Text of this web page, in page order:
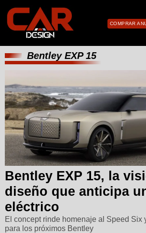
COMPRAR
Bentley EXP 15
Bentley EXP 15, la
diseño que anticipa
eléctrico
El concept rinde homenaje al Speed Six
para los próximos Bentley